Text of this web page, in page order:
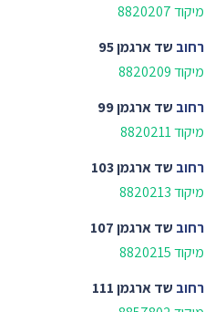
מיקוד 8820207
רחוב שד ארגמן 95
מיקוד 8820209
רחוב שד ארגמן 99
מיקוד 8820211
רחוב שד ארגמן 103
מיקוד 8820213
רחוב שד ארגמן 107
מיקוד 8820215
רחוב שד ארגמן 111